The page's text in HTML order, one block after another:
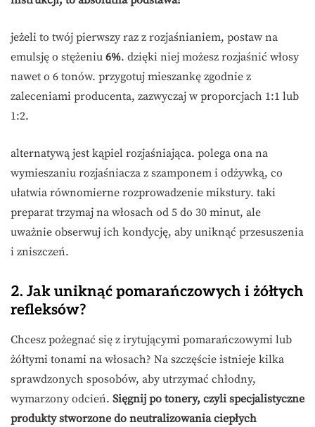
jeżeli to twój pierwszy raz z rozjaśnianiem, postaw na
emulsję o stężeniu 6%. dzięki niej możesz rozjaśnić włosy
nawet o 6 tonów. przygotuj mieszankę zgodnie z
zaleceniami producenta, zazwyczaj w proporcjach 1:1 lub
1:2.
alternatywą jest kąpiel rozjaśniająca. polega ona na
wymieszaniu rozjaśniacza z szamponem i odżywką, co
ułatwia równomierne rozprowadzenie mikstury. taki
preparat trzymaj na włosach od 5 do 30 minut, ale
uważnie obserwuj ich kondycję, aby uniknąć przesuszenia
i zniszczeń.
2. Jak uniknąć pomarańczowych i żółtych
refleksów?
Chcesz pożegnać się z irytującymi pomarańczowymi lub
żółtymi tonami na włosach? Na szczęście istnieje kilka
sprawdzonych sposobów, aby utrzymać chłodny,
wymarzony odcień. Sięgnij po tonery, czyli specjalistyczne
produkty stworzone do neutralizowania ciepłych